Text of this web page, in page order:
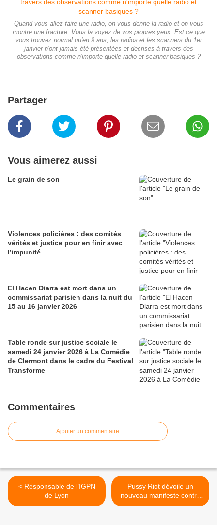
Quand vous allez faire une radio, on vous donne la radio et on vous
montre une fracture. Vous la voyez de vos propres yeux. Est ce que
vous trouvez normal qu'en 9 ans, les radios et les scanners du 1er
janvier n'ont jamais été présentées et decrises à travers des
observations comme n'importe quelle radio et scanner basiques ?
Partager
Vous aimerez aussi
Le grain de son
Violences policières : des comités
vérités et justice pour en finir avec
l’impunité
El Hacen Diarra est mort dans un
commissariat parisien dans la nuit du
15 au 16 janvier 2026
Table ronde sur justice sociale le
samedi 24 janvier 2026 à La Comédie
de Clermont dans le cadre du Festival
Transforme
Commentaires
Ajouter un commentaire
< Responsable de l’IGPN
de Lyon
Pussy Riot dévoile un
nouveau manifeste contre
les violences policières -